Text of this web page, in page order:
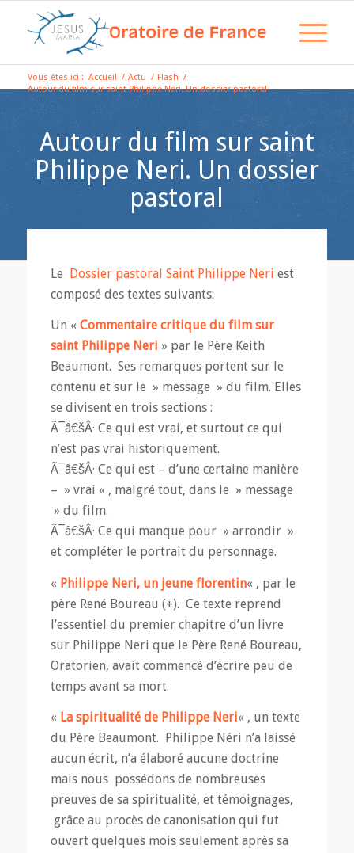
Vous êtes ici : Accueil / Actu / Flash /
Autour du film sur saint Philippe Neri. Un dossier pastoral
Autour du film sur saint
Philippe Neri. Un dossier
pastoral
Le Dossier pastoral Saint Philippe Neri est
composé des textes suivants:
Un « Commentaire critique du film sur
saint Philippe Neri » par le Père Keith
Beaumont. Ses remarques portent sur le
contenu et sur le » message » du film. Elles
se divisent en trois sections :
Ã¯â€šÂ· Ce qui est vrai, et surtout ce qui
n’est pas vrai historiquement.
Ã¯â€šÂ· Ce qui est – d’une certaine manière
– » vrai « , malgré tout, dans le » message
» du film.
Ã¯â€šÂ· Ce qui manque pour » arrondir »
et compléter le portrait du personnage.
« Philippe Neri, un jeune florentin« , par le
père René Boureau (+). Ce texte reprend
l’essentiel du premier chapitre d’un livre
sur Philippe Neri que le Père René Boureau,
Oratorien, avait commencé d’écrire peu de
temps avant sa mort.
« La spiritualité de Philippe Neri« , un texte
du Père Beaumont. Philippe Néri n’a laissé
aucun écrit, n’a élaboré aucune doctrine
mais nous possédons de nombreuses
preuves de sa spiritualité, et témoignages,
grâce au procès de canonisation qui fut
ouvert quelques mois seulement après sa